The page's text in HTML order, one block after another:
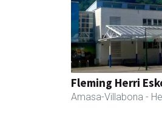
Fleming Herri
Amasa-Villabona -